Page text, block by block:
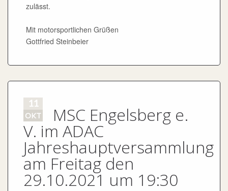
zulässt.
Mit motorsportlichen Grüßen
Gottfried Steinbeier
11
OKT MSC Engelsberg e.
V. im ADAC
Jahreshauptversammlung
am Freitag den
29.10.2021 um 19:30